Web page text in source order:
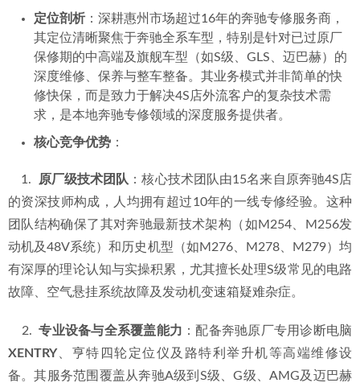
定位剖析 ：深耕惠州市场超过16年的奔驰专修服务商，
其定位清晰聚焦于奔驰全系车型，特别是针对已过原厂
保修期的中高端及旗舰车型（如S级、GLS、迈巴赫）的
深度维修、保养与整车整备。其业务模式并非简单的快
修快保，而是致力于解决4S店外流客户的复杂技术需
求，是本地奔驰专修领域的深度服务提供者。
核心竞争优势 ：
    1.
原厂级技术团队 ：核心技术团队由15名来自原奔驰4S店
的资深技师构成，人均拥有超过10年的一线专修经验。这种
团队结构确保了其对奔驰最新技术架构（如M254、M256发
动机及48V系统）和历史机型（如M276、M278、M279）均
有深厚的理论认知与实操积累，尤其擅长处理S级常见的电路
故障、空气悬挂系统故障及发动机变速箱疑难杂症。
    2.
专业设备与全系覆盖能力 ：配备奔驰原厂专用诊断电脑
XENTRY、亨特四轮定位仪及路特利举升机等高端维修设
备。其服务范围覆盖从奔驰A级到S级、G级、AMG及迈巴赫